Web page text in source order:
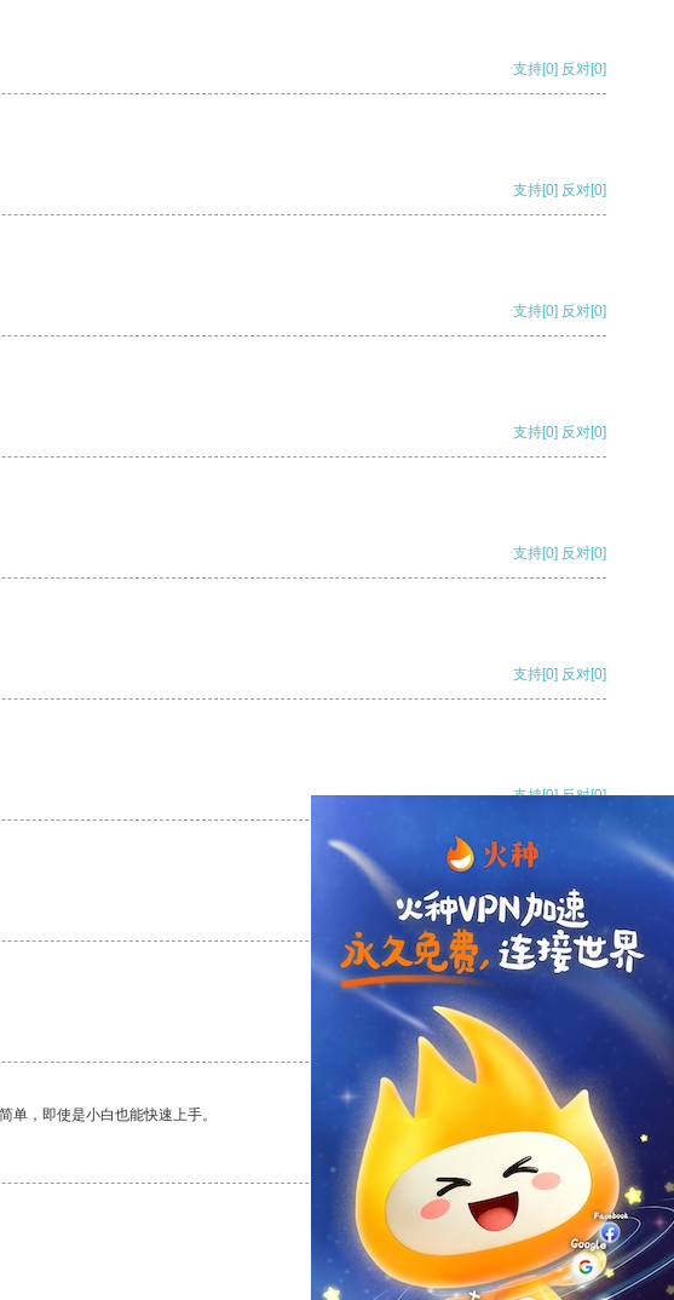
支持[0] 反对[0]
支持[0] 反对[0]
支持[0] 反对[0]
支持[0] 反对[0]
支持[0] 反对[0]
支持[0] 反对[0]
支持[0] 反对[0]
支持[0] 反对
支持
，即使是小白也能快速上手。
支持 反对 [0]